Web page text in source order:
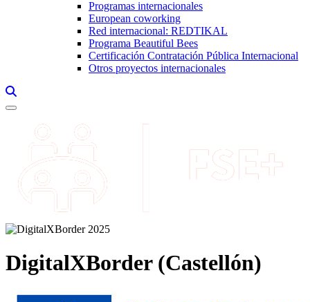
Programas internacionales
European coworking
Red internacional: REDTIKAL
Programa Beautiful Bees
Certificación Contratación Pública Internacional
Otros proyectos internacionales
DigitalXBorder (Castellón)